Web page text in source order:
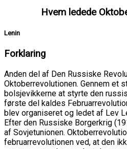
Hvem ledede
Lenin
Forklaring
Anden del af Den Russiske
Oktoberrevolutionen. Gennem et
bolsjevikkerne at styrte den
første del kaldes
blev organiseret og ledet af Lev
Efter den Russiske Borgerkrig
af Sovjetunionen.
februarrevolutionen ved, at den